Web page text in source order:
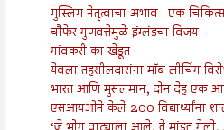
मुस्लिम नेतृत्वाचा अभाव : एक
चौफेर गुणवत्तेमुळे इंग्लंडचा विजय
गांवकरी का खेडूत
येवला तहसीलदारांना मॉब लीचिंग
भारत आणि मुसलमान, दोन देह एक
एसआयओने केले 200 विद्यार्थ्यांना